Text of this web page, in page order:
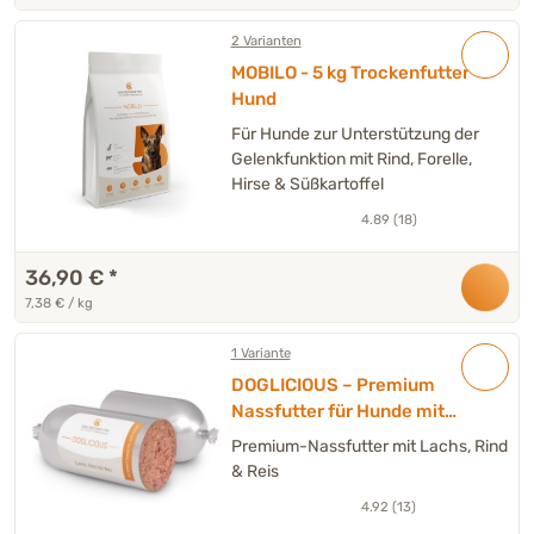
2 Varianten
MOBILO - 5 kg Trockenfutter
Hund
Für Hunde zur Unterstützung der
Gelenkfunktion mit Rind, Forelle,
Hirse & Süßkartoffel
4.89 (18)
36,90 € *
7,38 € / kg
1 Variante
DOGLICIOUS – Premium
Nassfutter für Hunde mit
Lachs, Rind & Reis – 6 x
Wurst à 400 g
Premium-Nassfutter mit Lachs, Rind
& Reis
4.92 (13)